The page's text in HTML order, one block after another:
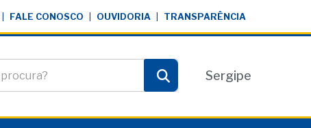
FALE CONOSCO OUVIDORIA TRANSPARÊNCIA
Pesquisar
Sergipe